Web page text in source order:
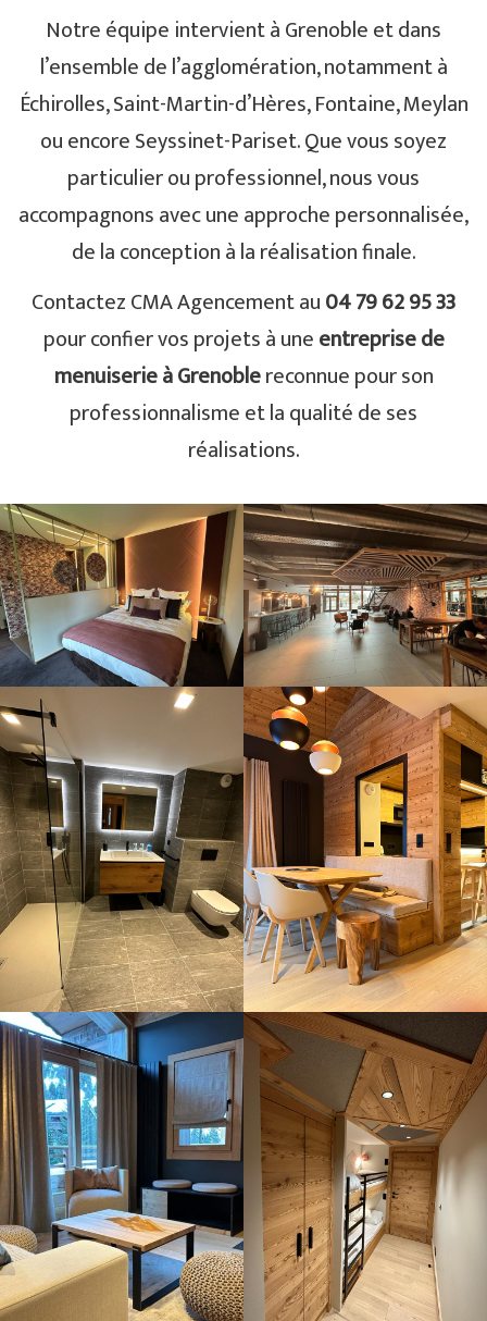
Notre équipe intervient à Grenoble et dans
l’ensemble de l’agglomération, notamment à
Échirolles, Saint-Martin-d’Hères, Fontaine, Meylan
ou encore Seyssinet-Pariset. Que vous soyez
particulier ou professionnel, nous vous
accompagnons avec une approche personnalisée,
de la conception à la réalisation finale.
Contactez CMA Agencement au04 79 62 95 33
pour confier vos projets à uneentreprise de
menuiserie à Grenoblereconnue pour son
professionnalisme et la qualité de ses
réalisations.